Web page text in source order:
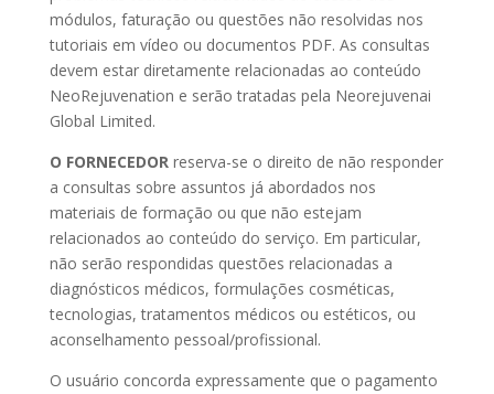
módulos, faturação ou questões não resolvidas nos
tutoriais em vídeo ou documentos PDF. As consultas
devem estar diretamente relacionadas ao conteúdo
NeoRejuvenation e serão tratadas pela Neorejuvenai
Global Limited.
O FORNECEDOR reserva-se o direito de não responder
a consultas sobre assuntos já abordados nos
materiais de formação ou que não estejam
relacionados ao conteúdo do serviço. Em particular,
não serão respondidas questões relacionadas a
diagnósticos médicos, formulações cosméticas,
tecnologias, tratamentos médicos ou estéticos, ou
aconselhamento pessoal/profissional.
O usuário concorda expressamente que o pagamento